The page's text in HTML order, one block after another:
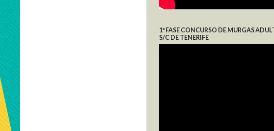
1ª FASE CONCURSO DE MURGAS
S/C DE TENERIFE